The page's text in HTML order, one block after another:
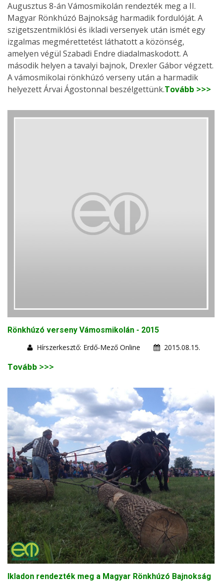
Augusztus 8-án Vámosmikolán rendezték meg a II.
Magyar Rönkhúzó Bajnokság harmadik fordulóját. A
szigetszentmiklósi és ikladi versenyek után ismét egy
izgalmas megmérettetést láthatott a közönség,
amelyen végül Szabadi Endre diadalmaskodott. A
második helyen a tavalyi bajnok, Drexler Gábor végzett.
A vámosmikolai rönkhúzó verseny után a harmadik
helyezett Árvai Ágostonnal beszélgettünk.Tovább >>>
Rönkhúzó verseny Vámosmikolán - 2015
Hírszerkesztő: Erdő-Mező Online
2015.08.15.
Tovább >>>
Ikladon rendezték meg a Magyar Rönkhúzó Bajnokság